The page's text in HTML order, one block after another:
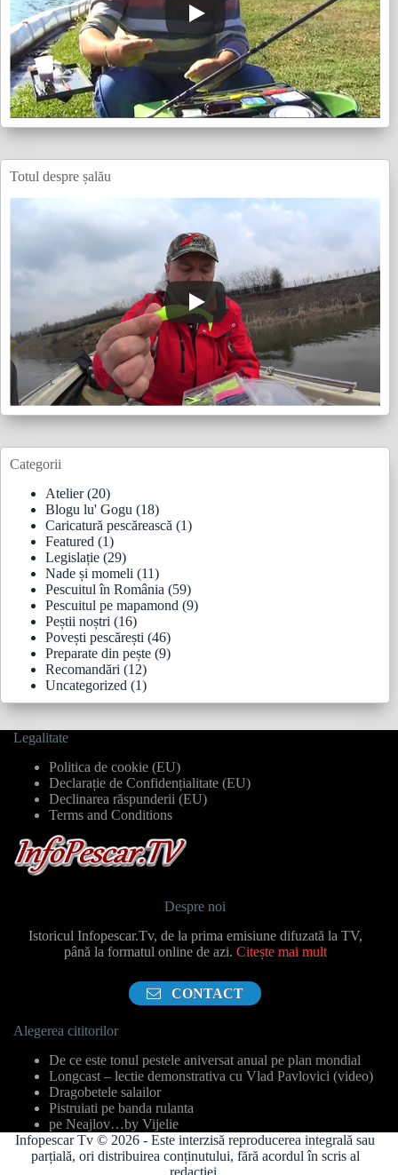
Totul despre șalău
Categorii
Atelier(20)
Blogu lu' Gogu (18)
Caricatură pescărească (1)
Featured (1)
Legislație (29)
Nade și momeli (11)
Pescuitul în România (59)
Pescuitul pe mapamond (9)
Peștii noștri (16)
Povești pescărești (46)
Preparate din pește (9)
Recomandări (12)
Uncategorized (1)
Legalitate
Politica de cookie (EU)
Declarație de Confidențialitate (EU)
Declinarea răspunderii (EU)
Terms and Conditions
Despre noi
Istoricul Infopescar.Tv, de la prima emisiune difuzată la TV,
până la formatul online de azi. Citește mai mult
CONTACT
Alegerea cititorilor
De ce este tonul pestele aniversat anual pe plan mondial
Longcast – lectie demonstrativa cu Vlad Pavlovici (video)
Dragobetele salailor
Pistruiati pe banda rulanta
pe Neajlov…by Vijelie
Infopescar Tv © 2026 - Este interzisă reproducerea integrală sau
parțială, ori distribuirea conținutului, fără acordul în scris al
redacției.